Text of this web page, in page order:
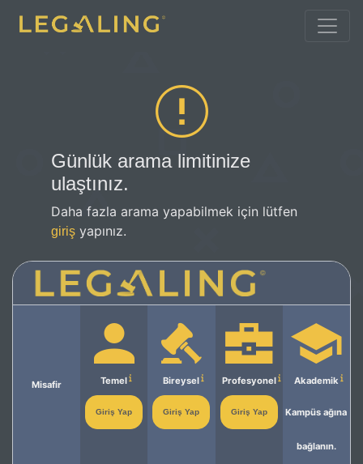
Günlük arama limitinize
ulaştınız.
Daha fazla arama yapabilmek için lütfen
giriş yapınız.
Misafir Temel
Giriş Yap
Bireysel
Giriş Yap
Profesyonel
Giriş Yap
Akademik
Kampüs ağına
bağlanın.